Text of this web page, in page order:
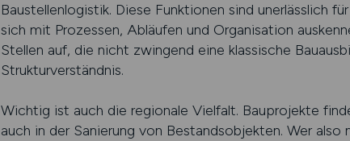
Baustellenlogistik. Diese Funktionen sind unerlässlich
sich mit Prozessen, Abläufen und Organisation
Stellen auf, die nicht zwingend eine klassische
Strukturverständnis.
Wichtig ist auch die regionale Vielfalt. Bauprojekte
auch in der Sanierung von Bestandsobjekten. Wer